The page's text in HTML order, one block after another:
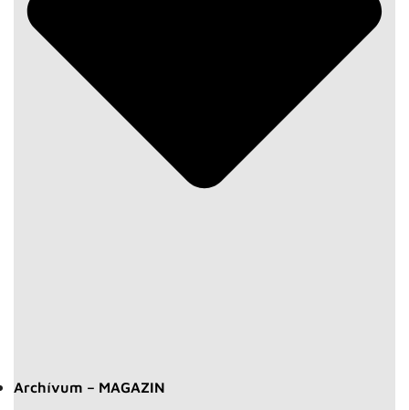
Archívum – MAGAZIN